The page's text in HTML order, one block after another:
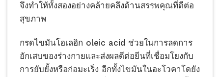
จึงทำให้ทั้งสองอย่างคล้ายคลึงด้านสรรพคุณที่ดีต่อ
สุขภาพ
กรดไขมันโอเลอิก oleic acid ช่วยในการลดการ
อักเสบของร่างกายและส่งผลดีต่อยีนที่เชื่อมโยงกับ
การยับยั้งหรือก่อมะเร็ง อีกทั้งไขมันในอะโวคาโดยัง